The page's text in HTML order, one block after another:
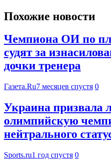
Похожие новости
Чемпиона ОИ по
судят за
дочки тренера
Газета.Ru7 месяцев спустя 0
Украина призвала
олимпийскую
нейтрального
Sports.ru1 год спустя 0